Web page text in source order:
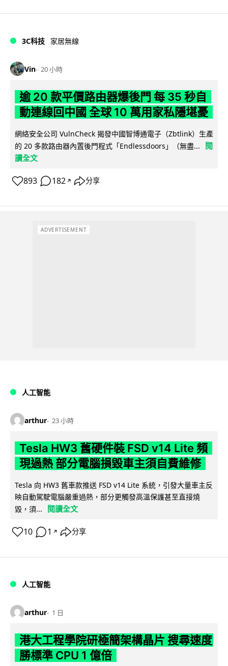
3C科技 家居無線
Vin 20 小時
逾 20 款平價路由器爆後門 每 35 秒自
動連線回中國 全球 10 萬用家私隱堪憂
網絡安全公司 VulnCheck 揭發中國智博通電子（Zbtlink）生產
的 20 多款路由器內置後門程式「Endlessdoors」（無盡...
閱
讀全文
893 182 ↗ 分享
ADVERTISEMENT
人工智能
arthur 23 小時
Tesla HW3 舊硬件裝 FSD v14 Lite 頻
現過熱 部分電腦損毀車主須自費維修
Tesla 向 HW3 舊車款推送 FSD v14 Lite 系統，引發大量車主反
映自動駕駛電腦嚴重過熱，部分更觸發高溫保護甚至直接燒
毀，須...
閱讀全文
10 1 ↗ 分享
人工智能
arthur 1 日
港大工程學院研極簡架構晶片 搜尋速度
勝標準 CPU 1 億倍